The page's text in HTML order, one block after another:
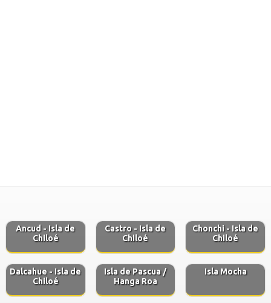
Ancud - Isla de
Chiloé
Castro - Isla de
Chiloé
Chonchi - Isla de
Chiloé
Dalcahue - Isla de
Chiloé
Isla de Pascua /
Hanga Roa
Isla Mocha